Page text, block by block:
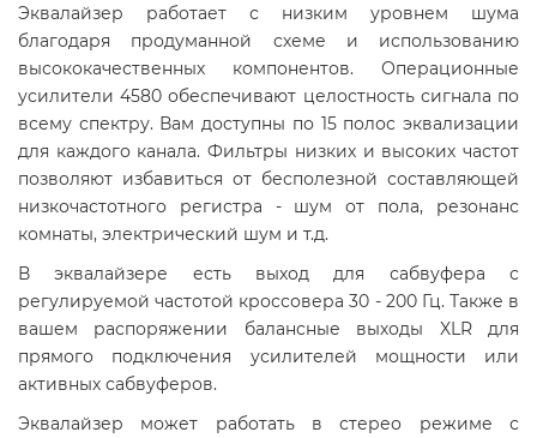
Эквалайзер работает с низким уровнем шума
благодаря продуманной схеме и использованию
высококачественных компонентов. Операционные
усилители 4580 обеспечивают целостность сигнала по
всему спектру. Вам доступны по 15 полос эквализации
для каждого канала. Фильтры низких и высоких частот
позволяют избавиться от бесполезной составляющей
низкочастотного регистра - шум от пола, резонанс
комнаты, электрический шум и т.д.
В эквалайзере есть выход для сабвуфера с
регулируемой частотой кроссовера 30 - 200 Гц. Также в
вашем распоряжении балансные выходы XLR для
прямого подключения усилителей мощности или
активных сабвуферов.
Эквалайзер может работать в стерео режиме с